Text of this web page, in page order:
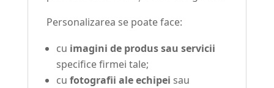
Personalizarea se poate face:
cu imagini de produs sau servicii
specifice firmei tale;
cu fotografii ale echipei sau